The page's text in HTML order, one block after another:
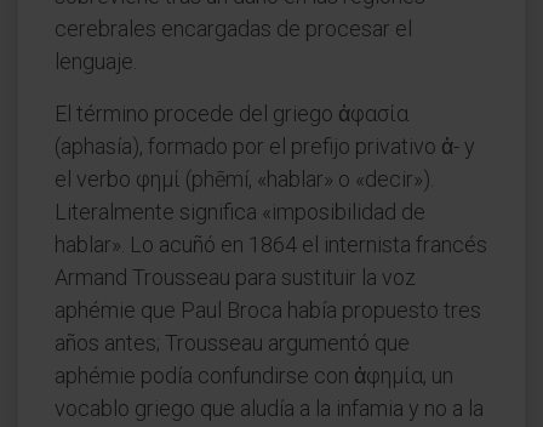
cerebrales encargadas de procesar el
lenguaje.
El término procede del griego ἀφασία
(aphasía), formado por el prefijo privativo ἀ- y
el verbo φημί (phēmí, «hablar» o «decir»).
Literalmente significa «imposibilidad de
hablar». Lo acuñó en 1864 el internista francés
Armand Trousseau para sustituir la voz
aphémie que Paul Broca había propuesto tres
años antes; Trousseau argumentó que
aphémie podía confundirse con ἀφημία, un
vocablo griego que aludía a la infamia y no a la